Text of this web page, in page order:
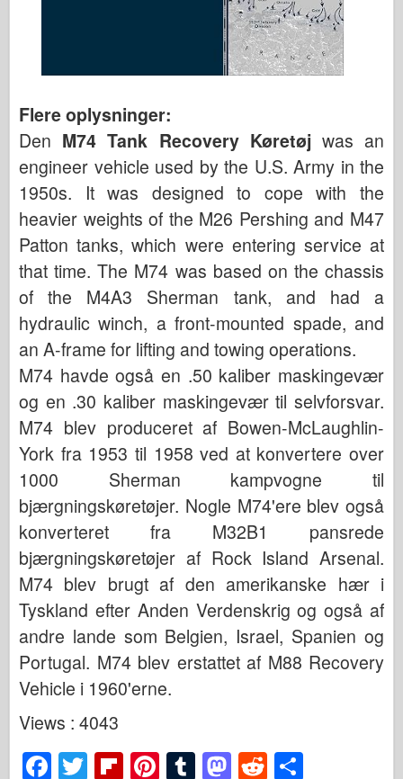
Flere oplysninger:
Den M74 Tank Recovery Køretøj was an
engineer vehicle used by the U.S. Army in the
1950s. It was designed to cope with the
heavier weights of the M26 Pershing and M47
Patton tanks, which were entering service at
that time. The M74 was based on the chassis
of the M4A3 Sherman tank, and had a
hydraulic winch, a front-mounted spade, and
an A-frame for lifting and towing operations.
M74 havde også en .50 kaliber maskingevær
og en .30 kaliber maskingevær til selvforsvar.
M74 blev produceret af Bowen-McLaughlin-
York fra 1953 til 1958 ved at konvertere over
1000 Sherman kampvogne til
bjærgningskøretøjer. Nogle M74'ere blev også
konverteret fra M32B1 pansrede
bjærgningskøretøjer af Rock Island Arsenal.
M74 blev brugt af den amerikanske hær i
Tyskland efter Anden Verdenskrig og også af
andre lande som Belgien, Israel, Spanien og
Portugal. M74 blev erstattet af M88 Recovery
Vehicle i 1960'erne.
Views : 4043
F T Fl Pi T M R